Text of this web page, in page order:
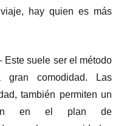
hay quien es más
Este suele ser el método
comodidad. Las
también permiten un
en el plan de